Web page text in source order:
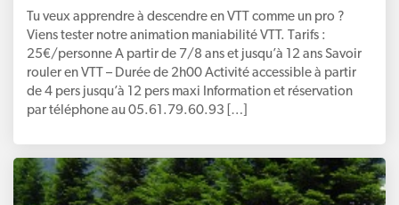
Tu veux apprendre à descendre en VTT comme un pro ?
Viens tester notre animation maniabilité VTT. Tarifs :
25€/personne A partir de 7/8 ans et jusqu’à 12 ans Savoir
rouler en VTT – Durée de 2h00 Activité accessible à partir
de 4 pers jusqu’à 12 pers maxi Information et réservation
par téléphone au 05.61.79.60.93 […]